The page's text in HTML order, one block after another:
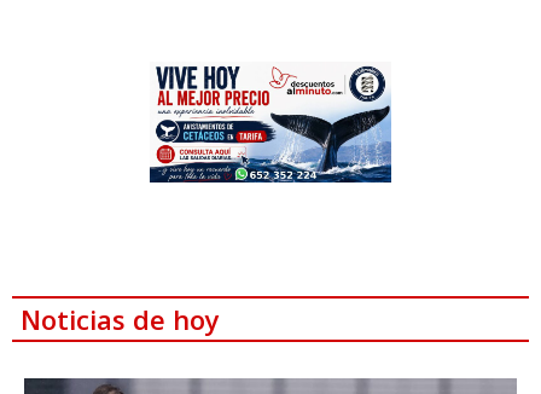
Noticias de hoy